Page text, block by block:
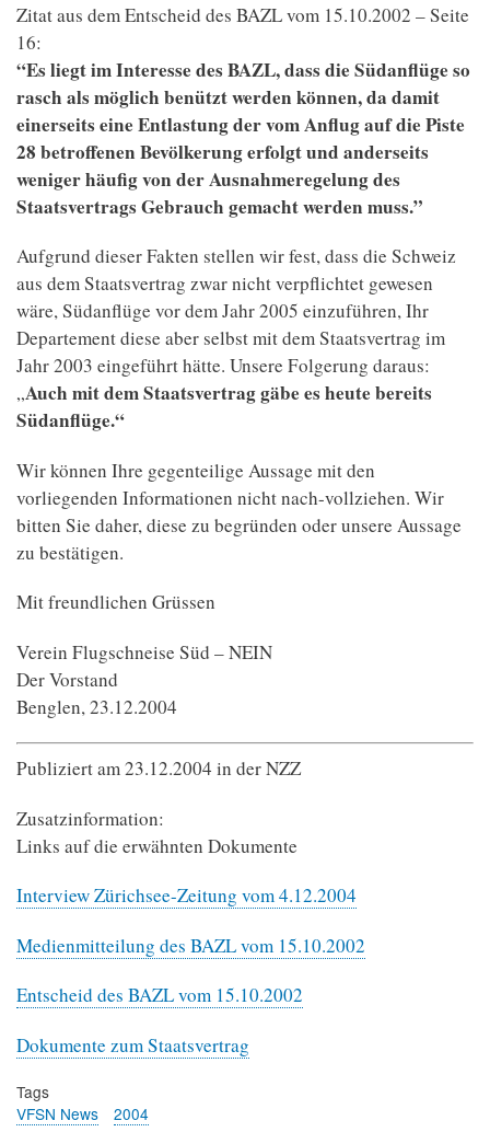
Zitat aus dem Entscheid des BAZL vom 15.10.2002 – Seite
16:
“Es liegt im Interesse des BAZL, dass die Südanflüge so
rasch als möglich benützt werden können, da damit
einerseits eine Entlastung der vom Anflug auf die Piste
28 betroffenen Bevölkerung erfolgt und anderseits
weniger häufig von der Ausnahmeregelung des
Staatsvertrags Gebrauch gemacht werden muss.”
Aufgrund dieser Fakten stellen wir fest, dass die Schweiz
aus dem Staatsvertrag zwar nicht verpflichtet gewesen
wäre, Südanflüge vor dem Jahr 2005 einzuführen, Ihr
Departement diese aber selbst mit dem Staatsvertrag im
Jahr 2003 eingeführt hätte. Unsere Folgerung daraus:
„Auch mit dem Staatsvertrag gäbe es heute bereits
Südanflüge.“
Wir können Ihre gegenteilige Aussage mit den
vorliegenden Informationen nicht nach-vollziehen. Wir
bitten Sie daher, diese zu begründen oder unsere Aussage
zu bestätigen.
Mit freundlichen Grüssen
Verein Flugschneise Süd – NEIN
Der Vorstand
Benglen, 23.12.2004
Publiziert am 23.12.2004 in der NZZ
Zusatzinformation:
Links auf die erwähnten Dokumente
Interview Zürichsee-Zeitung vom 4.12.2004
Medienmitteilung des BAZL vom 15.10.2002
Entscheid des BAZL vom 15.10.2002
Dokumente zum Staatsvertrag
Tags
VFSN News
2004